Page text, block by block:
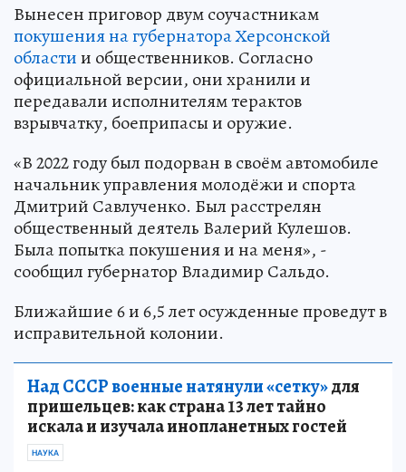
Вынесен приговор двум соучастникам
покушения на губернатора Херсонской
областии общественников. Согласно
официальной версии, они хранили и
передавали исполнителям терактов
взрывчатку, боеприпасы и оружие.
«В 2022 году был подорван в своём автомобиле
начальник управления молодёжи и спорта
Дмитрий Савлученко. Был расстрелян
общественный деятель Валерий Кулешов.
Была попытка покушения и на меня», -
сообщил губернатор Владимир Сальдо.
Ближайшие 6 и 6,5 лет осужденные проведут в
исправительной колонии.
Над СССР военные натянули «сетку»для
пришельцев: как страна 13 лет тайно
искала и изучала инопланетных гостей
НАУКА